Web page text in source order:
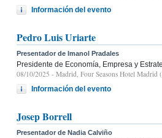
Información del evento
Pedro Luis Uriarte
Presentador de Imanol Pradales
Presidente de Economía, Empresa y
08/10/2025 - Madrid, Four Seasons Hotel Madrid
Información del evento
Josep Borrell
Presentador de Nadia Calviño